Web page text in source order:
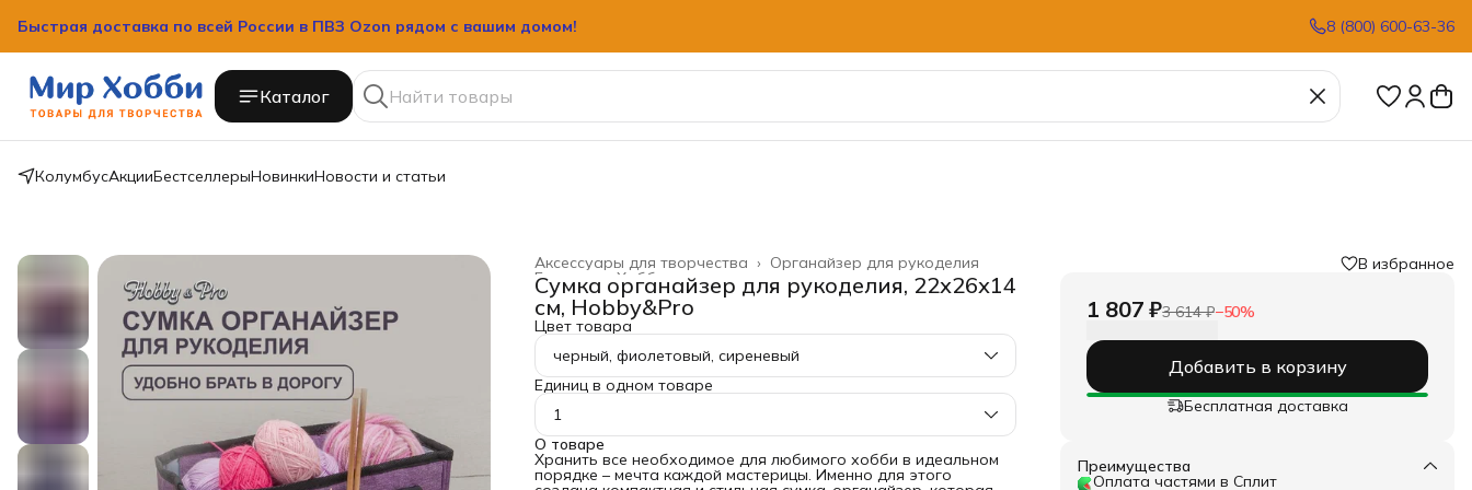
Быстрая доставка по всей России в ПВЗ Ozon рядом с вашим домом! 8 (800) 600-63-36
Каталог
КолумбусАкцииБестселлерыНовинкиНовости и статьи
Органайзер для рукоделия
Аксессуары для творчества ›
Хобби и творчество
Главная
Сумка органайзер для рукоделия, 22х26х14
см, Hobby&Pro
Цвет товара
черный, фиолетовый, сиреневый
Единиц в одном товаре
1
О товаре
Хранить все необходимое для любимого хобби в идеальном
порядке – мечта каждой мастерицы. Именно для этого
В избранное
1 807 ₽3 614 ₽−50%
Добавить в корзину
Бесплатная доставка
Преимущества
Оплата частями в Сплит